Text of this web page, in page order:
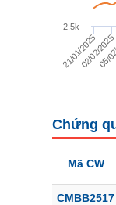
21/01/2025
02/02/2025
05/
-2.5k
Chứng
Mã CW
CMBB2517
CÔNG
BẤT
Mã chứng